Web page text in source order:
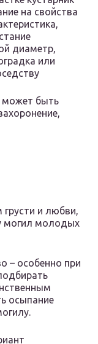
на свойства
диаметр,
или
может быть
и любви,
могил молодых
– особенно при
осыпание